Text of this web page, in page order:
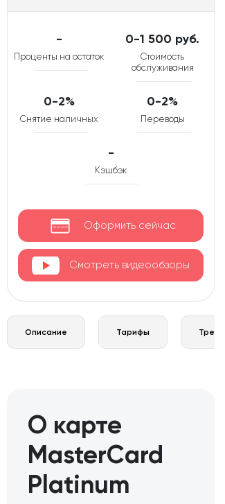
-
Проценты на остаток
0-1 500 руб.
Стоимость
обслуживания
0-2%
Снятие наличных
0-2%
Переводы
-
Кэшбэк
Оформить сейчас
Смотреть видеообзоры
Описание Тарифы
О карте
MasterCard
Platinum